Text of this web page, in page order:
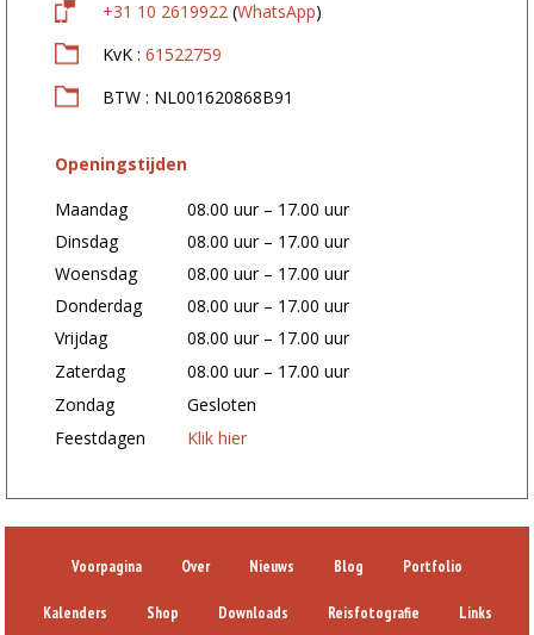
+31 10 2619922 (WhatsApp)
KvK :61522759
BTW : NL001620868B91
Openingstijden
Maandag
08.00 uur – 17.00 uur
Dinsdag
08.00 uur – 17.00 uur
Woensdag
08.00 uur – 17.00 uur
Donderdag
08.00 uur – 17.00 uur
Vrijdag
08.00 uur – 17.00 uur
Zaterdag
08.00 uur – 17.00 uur
Zondag
Gesloten
Feestdagen
Klik hier
Voorpagina Over Nieuws Blog Portfolio
Kalenders Shop Downloads Reisfotografie Links